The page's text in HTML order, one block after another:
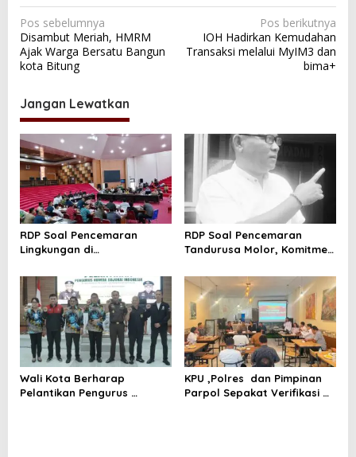
N
a
v
g
a
s
i
p
o
s
Pos sebelumnya
Disambut Meriah, HMRM
Ajak Warga Bersatu Bangun
kota Bitung
Pos berikutnya
IOH Hadirkan Kemudahan
Transaksi melalui MyIM3 dan
bima+
Jangan Lewatkan
RDP Soal Pencemaran
Lingkungan di
RDP Soal Pencemaran
Tandurusa Molor, Komitmen
Wali Kota Berharap
Pelantikan Pengurus
KPU ,Polres dan Pimpinan
Parpol Sepakat Verifikasi